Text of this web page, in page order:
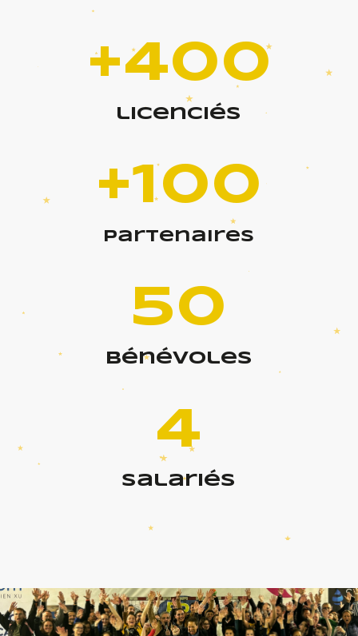
+400
licenciés
+100
partenaires
50
bénévoles
4
salariés